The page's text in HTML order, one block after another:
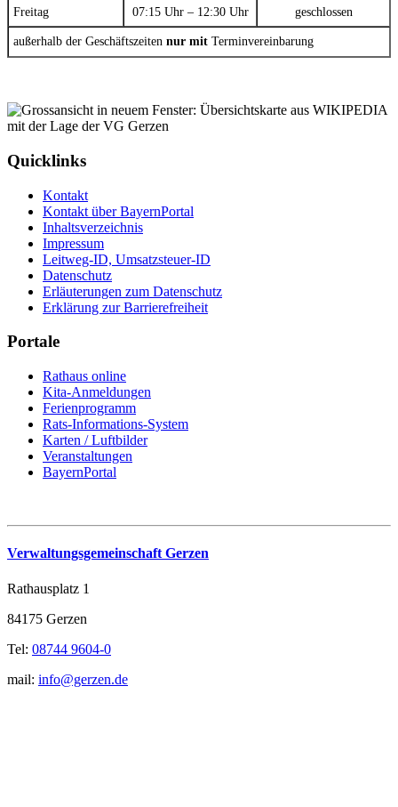
Freitag 07:15 Uhr – 12:30 Uhr geschlossen
außerhalb der Geschäftszeiten nur mit Terminvereinbarung
Quicklinks
Kontakt
Kontakt über BayernPortal
Inhaltsverzeichnis
Impressum
Leitweg-ID, Umsatzsteuer-ID
Datenschutz
Erläuterungen zum Datenschutz
Erklärung zur Barrierefreiheit
Portale
Rathaus online
Kita-Anmeldungen
Ferienprogramm
Rats-Informations-System
Karten / Luftbilder
Veranstaltungen
BayernPortal
Verwaltungsgemeinschaft Gerzen
Rathausplatz 1
84175 Gerzen
Tel: 08744 9604-0
mail: info@gerzen.de